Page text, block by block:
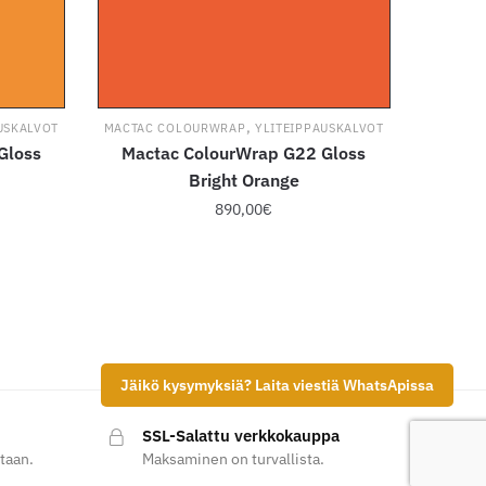
Jäikö kysymyksiä? Laita viestiä WhatsApissa
MACTAC COLOURWRAP , YLITEIPPAUSKALVOT
Mactac ColourWrap G22 Gloss
Bright Orange
890,00€
useampi
muunnelma.
Voit
tehdä
valinnat
SSL-Salattu verkkokauppa
Maksaminen on turvallista.